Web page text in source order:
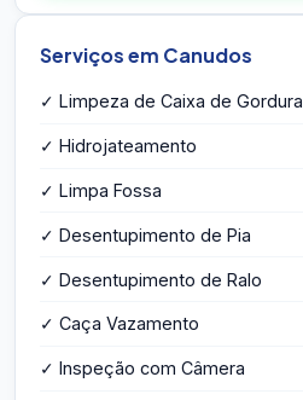
Serviços em Canudos
✓ Limpeza de Caixa de Gordura
✓ Hidrojateamento
✓ Limpa Fossa
✓ Desentupimento de Pia
✓ Desentupimento de Ralo
✓ Caça Vazamento
✓ Inspeção com Câmera